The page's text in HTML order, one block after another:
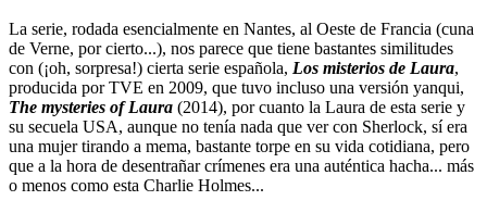
La serie, rodada esencialmente en Nantes, al Oeste de Francia (cuna
de Verne, por cierto...), nos parece que tiene bastantes similitudes
con (¡oh, sorpresa!) cierta serie española, Los misterios de Laura,
producida por TVE en 2009, que tuvo incluso una versión yanqui,
The mysteries of Laura (2014), por cuanto la Laura de esta serie y
su secuela USA, aunque no tenía nada que ver con Sherlock, sí era
una mujer tirando a mema, bastante torpe en su vida cotidiana, pero
que a la hora de desentrañar crímenes era una auténtica hacha... más
o menos como esta Charlie Holmes...